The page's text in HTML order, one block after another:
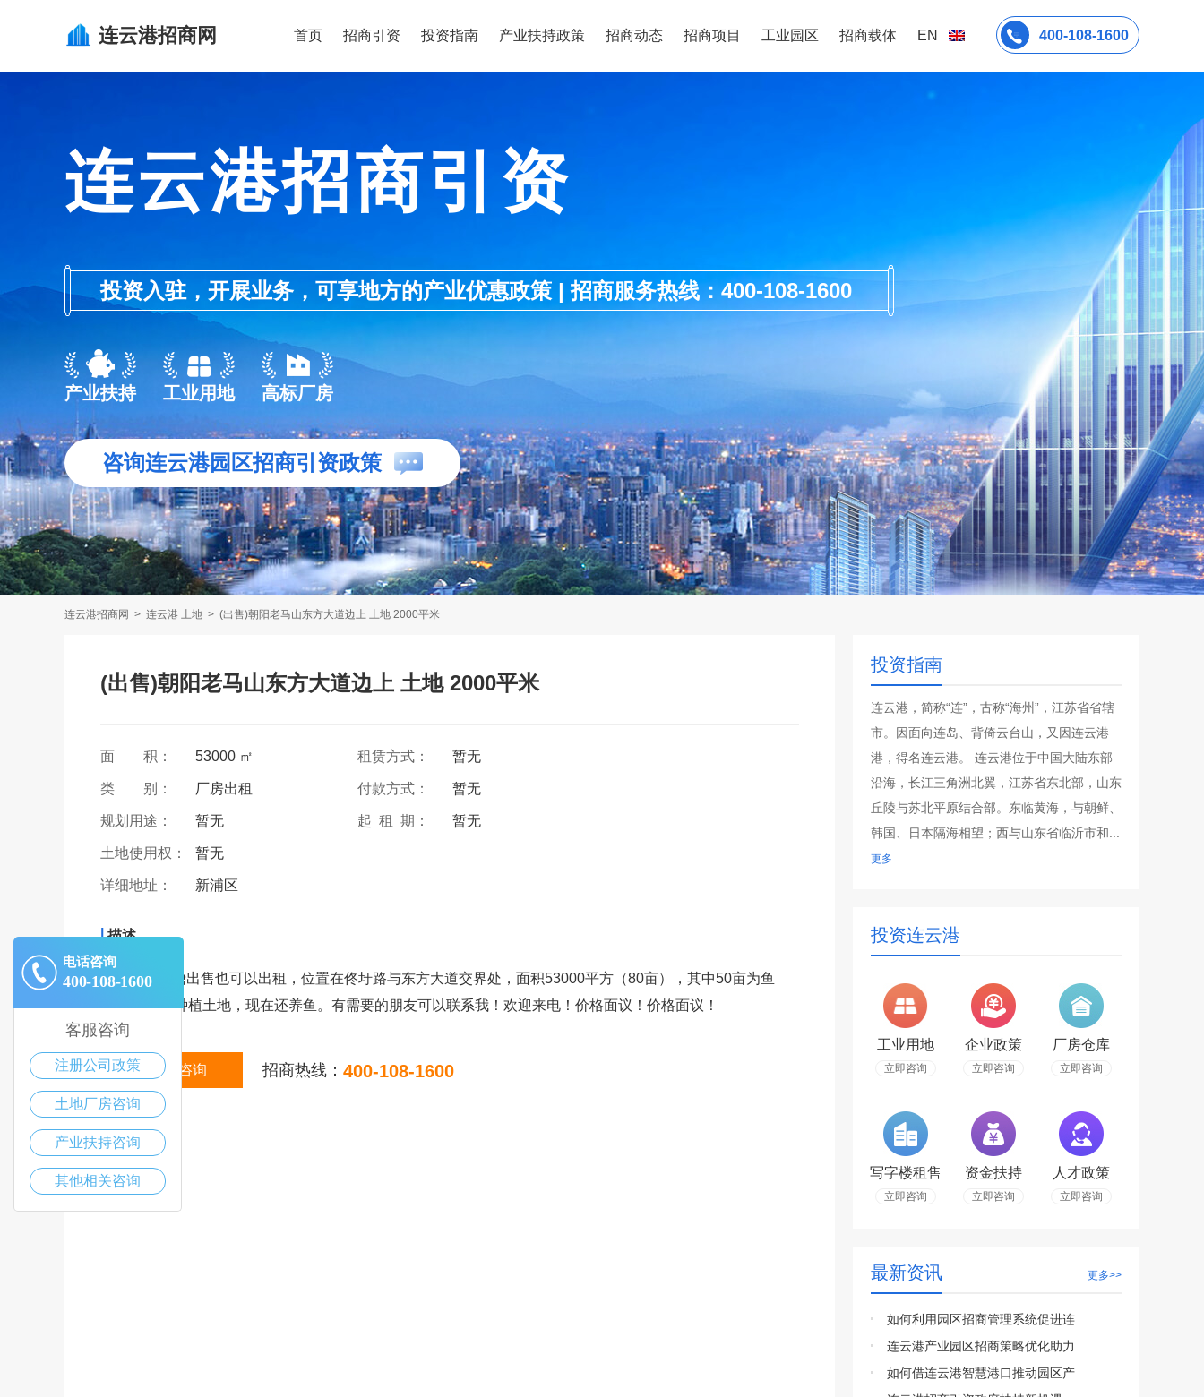
连云港招商网 首页 招商引资 投资指南 产业扶持政策 招商动态 招商项目 工业园区 招商载体 EN 400-108-1600
连云港招商引资
投资入驻，开展业务，可享地方的产业优惠政策 | 招商服务热线：400-108-1600
产业扶持 工业用地 高标厂房
咨询连云港园区招商引资政策
连云港招商网 > 连云港 土地 > (出售)朝阳老马山东方大道边上 土地 2000平米
(出售)朝阳老马山东方大道边上 土地 2000平米
面 积： 53000 ㎡ 租赁方式： 暂无
类 别： 厂房出租 付款方式： 暂无
规划用途： 暂无 起 租 期： 暂无
土地使用权： 暂无
详细地址： 新浦区
| 描述
本人现有鱼塘出售也可以出租，位置在佟圩路与东方大道交界处，面积53000平方（80亩），其中50亩为鱼
塘，30亩为种植土地，现在还养鱼。有需要的朋友可以联系我！欢迎来电！价格面议！价格面议！
在线咨询 招商热线： 400-108-1600
投资指南
连云港，简称“连”，古称“海州”，江苏省省辖
市。因面向连岛、背倚云台山，又因连云港
港，得名连云港。 连云港位于中国大陆东部
沿海，长江三角洲北翼，江苏省东北部，山东
丘陵与苏北平原结合部。东临黄海，与朝鲜、
韩国、日本隔海相望；西与山东省临沂市和...
更多
投资连云港
工业用地
立即咨询
企业政策
立即咨询
厂房仓库
立即咨询
写字楼租售
立即咨询
资金扶持
立即咨询
人才政策
立即咨询
最新资讯 更多>>
如何利用园区招商管理系统促进连
连云港产业园区招商策略优化助力
如何借连云港智慧港口推动园区产
电话咨询
400-108-1600
客服咨询
注册公司政策
土地厂房咨询
产业扶持咨询
其他相关咨询